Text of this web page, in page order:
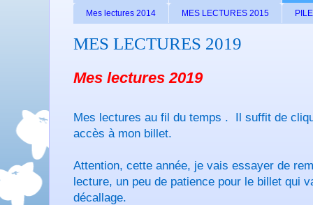
Mes lectures 2014 MES LECTURES 2015
MES LECTURES 2019
Mes lectures 2019
Mes lectures au fil du temps . Il suffit de
accès à mon billet.
Attention, cette année, je vais essayer de
lecture, un peu de patience pour le billet qui
décallage.